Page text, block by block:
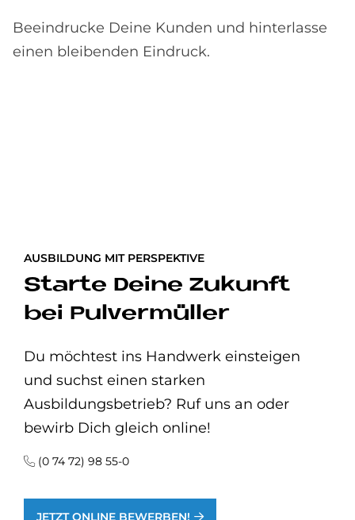
Beeindrucke Deine Kunden und hinterlasse
einen bleibenden Eindruck.
AUSBILDUNG MIT PERSPEKTIVE
Starte Deine Zukunft
bei Pulvermüller
Du möchtest ins Handwerk einsteigen
und suchst einen starken
Ausbildungsbetrieb? Ruf uns an oder
bewirb Dich gleich online!
(0 74 72) 98 55-0
JETZT ONLINE BEWERBEN!